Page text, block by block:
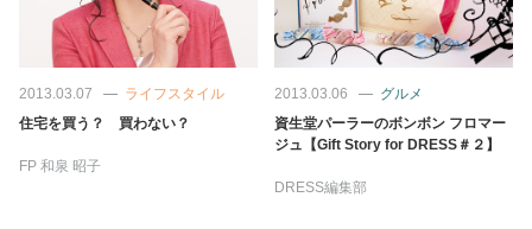
2013.03.07
ライフスタイル
住宅を買う？ 買わない？
FP 和泉 昭子
2013.03.06
グルメ
資生堂パーラーのボンボン フロマー
ジュ【Gift Story for DRESS＃２】
DRESS編集部